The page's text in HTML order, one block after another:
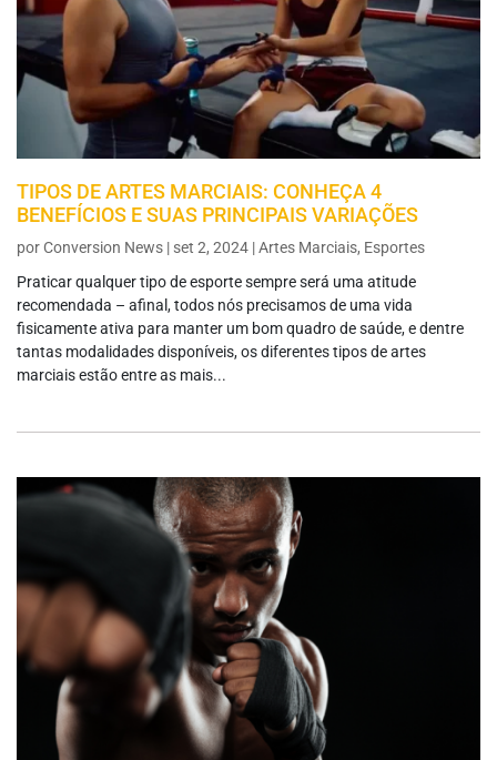
TIPOS DE ARTES MARCIAIS: CONHEÇA 4
BENEFÍCIOS E SUAS PRINCIPAIS VARIAÇÕES
porConversion News | set 2, 2024 |Artes Marciais, Esportes
Praticar qualquer tipo de esporte sempre será uma atitude
recomendada – afinal, todos nós precisamos de uma vida
fisicamente ativa para manter um bom quadro de saúde, e dentre
tantas modalidades disponíveis, os diferentes tipos de artes
marciais estão entre as mais...